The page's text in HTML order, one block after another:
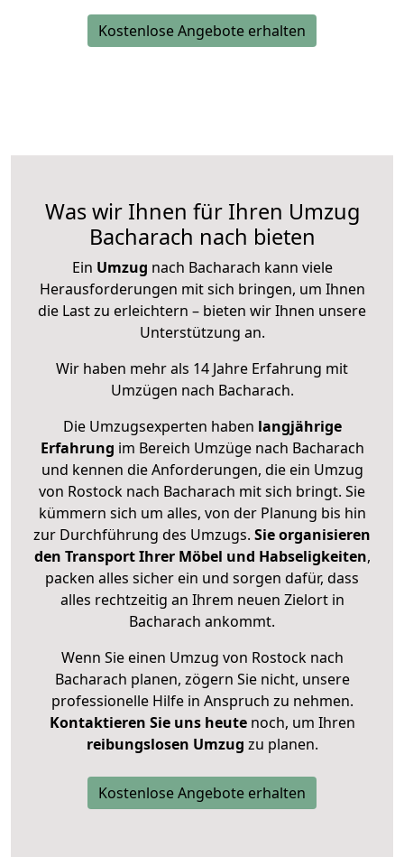
Kostenlose Angebote erhalten
Was wir Ihnen für Ihren Umzug
Bacharach nach bieten
Ein Umzug nach Bacharach kann viele
Herausforderungen mit sich bringen, um Ihnen
die Last zu erleichtern – bieten wir Ihnen unsere
Unterstützung an.
Wir haben mehr als 14 Jahre Erfahrung mit
Umzügen nach Bacharach.
Die Umzugsexperten haben langjährige
Erfahrung im Bereich Umzüge nach Bacharach
und kennen die Anforderungen, die ein Umzug
von Rostock nach Bacharach mit sich bringt. Sie
kümmern sich um alles, von der Planung bis hin
zur Durchführung des Umzugs. Sie organisieren
den Transport Ihrer Möbel und Habseligkeiten,
packen alles sicher ein und sorgen dafür, dass
alles rechtzeitig an Ihrem neuen Zielort in
Bacharach ankommt.
Wenn Sie einen Umzug von Rostock nach
Bacharach planen, zögern Sie nicht, unsere
professionelle Hilfe in Anspruch zu nehmen.
Kontaktieren Sie uns heutenoch, um Ihren
reibungslosen Umzug zu planen.
Kostenlose Angebote erhalten